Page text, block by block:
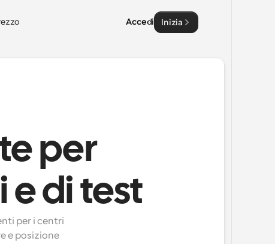
Accedi Inizia
per
di test
per i centri
e posizione